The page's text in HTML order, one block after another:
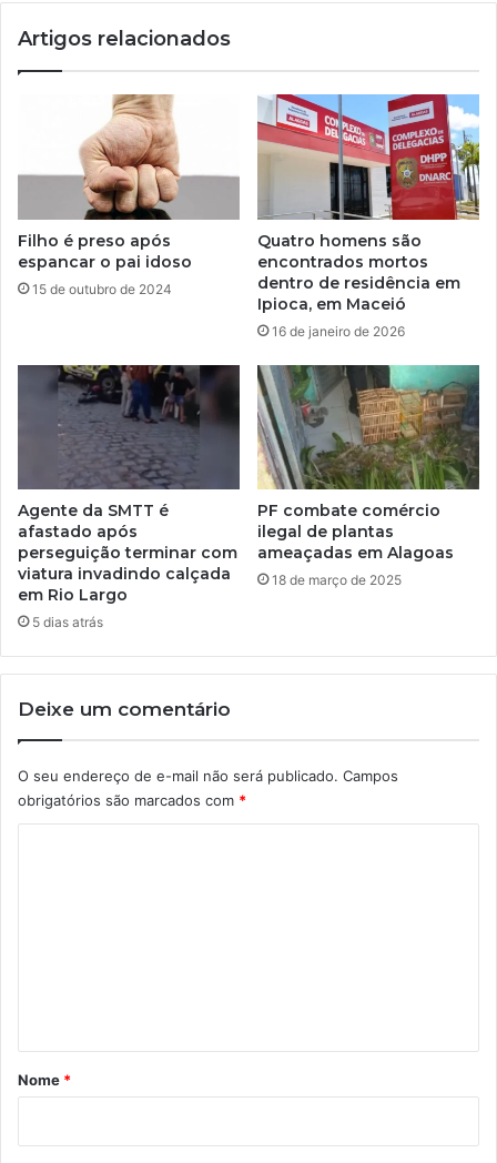
Artigos relacionados
Filho é preso após
espancar o pai idoso
15 de outubro de 2024
Quatro homens são
encontrados mortos
dentro de residência em
Ipioca, em Maceió
16 de janeiro de 2026
Agente da SMTT é
afastado após
perseguição terminar com
viatura invadindo calçada
em Rio Largo
5 dias atrás
PF combate comércio
ilegal de plantas
ameaçadas em Alagoas
18 de março de 2025
Deixe um comentário
O seu endereço de e-mail não será publicado. Campos
obrigatórios são marcados com *
r
Nome *